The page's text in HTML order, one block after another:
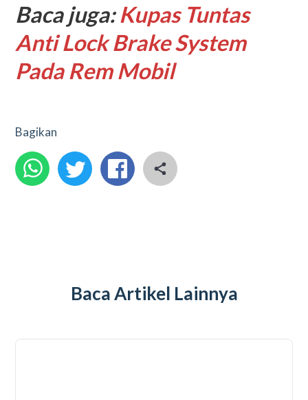
Baca juga:Kupas Tuntas
Anti Lock Brake System
Pada Rem Mobil
Bagikan
Baca Artikel Lainnya